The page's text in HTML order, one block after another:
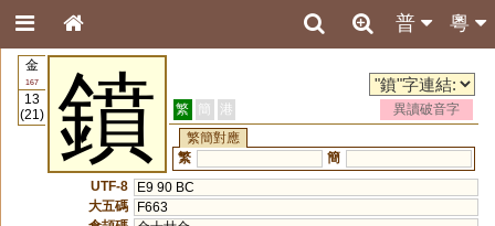
粵
普
金
167
13
(21)
鐼 繁 簡 港
異讀破音字
繁簡對應
繁
簡
UTF-8
E9 90 BC
大五碼
F663